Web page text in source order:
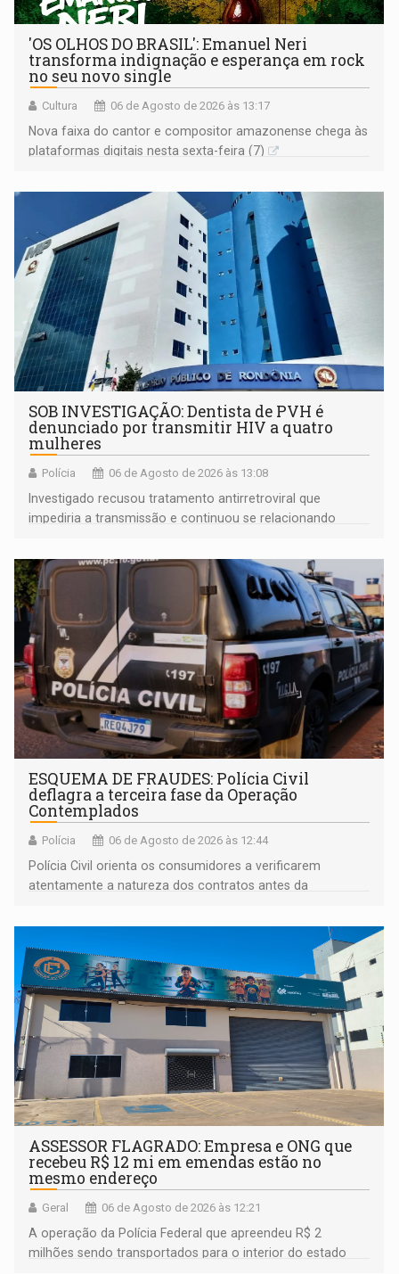
'OS OLHOS DO BRASIL': Emanuel Neri
transforma indignação e esperança em rock
no seu novo single
Cultura 06 de Agosto de 2026 às 13:17
Nova faixa do cantor e compositor amazonense chega às
plataformas digitais nesta sexta-feira (7)
SOB INVESTIGAÇÃO: Dentista de PVH é
denunciado por transmitir HIV a quatro
mulheres
Polícia 06 de Agosto de 2026 às 13:08
Investigado recusou tratamento antirretroviral que
impediria a transmissão e continuou se relacionando
ESQUEMA DE FRAUDES: Polícia Civil
deflagra a terceira fase da Operação
Contemplados
Polícia 06 de Agosto de 2026 às 12:44
Polícia Civil orienta os consumidores a verificarem
atentamente a natureza dos contratos antes da
ASSESSOR FLAGRADO: Empresa e ONG que
recebeu R$ 12 mi em emendas estão no
mesmo endereço
Geral 06 de Agosto de 2026 às 12:21
A operação da Polícia Federal que apreendeu R$ 2
milhões sendo transportados para o interior do estado